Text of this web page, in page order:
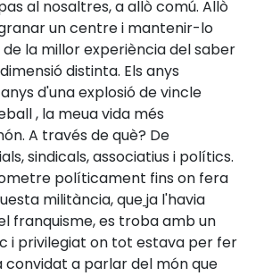
al nosaltres, a allò comú. Allò
un centre i mantenir-lo
la millor experiència del saber
distinta. Els anys
d'una explosió de vincle
, la meua vida més
A través de què? De
sindicals, associatius i polítics.
políticament fins on fera
militància, queja l'havia
franquisme, es troba amb un
i privilegiat on tot estava per fer
a parlar del món que